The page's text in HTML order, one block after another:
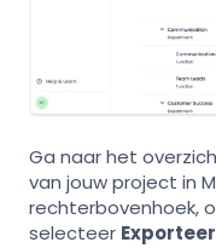
Ga naar het
van jouw project in
rechterbovenhoek,
selecteer